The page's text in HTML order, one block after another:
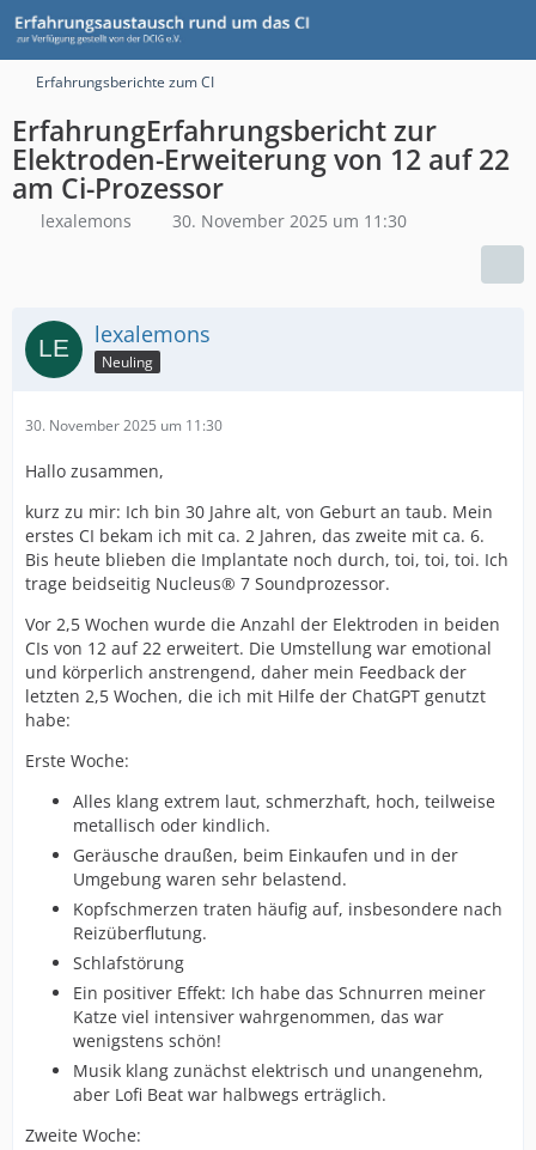
Erfahrungsberichte zum CI
ErfahrungErfahrungsbericht zur
Elektroden-Erweiterung von 12 auf 22
am Ci-Prozessor
lexalemons 30. November 2025 um 11:30
lexalemons
Neuling
30. November 2025 um 11:30
Hallo zusammen,
kurz zu mir: Ich bin 30 Jahre alt, von Geburt an taub. Mein
erstes CI bekam ich mit ca. 2 Jahren, das zweite mit ca. 6.
Bis heute blieben die Implantate noch durch, toi, toi, toi. Ich
trage beidseitig Nucleus® 7 Soundprozessor.
Vor 2,5 Wochen wurde die Anzahl der Elektroden in beiden
CIs von 12 auf 22 erweitert. Die Umstellung war emotional
und körperlich anstrengend, daher mein Feedback der
letzten 2,5 Wochen, die ich mit Hilfe der ChatGPT genutzt
habe:
Erste Woche:
Alles klang extrem laut, schmerzhaft, hoch, teilweise
metallisch oder kindlich.
Geräusche draußen, beim Einkaufen und in der
Umgebung waren sehr belastend.
Kopfschmerzen traten häufig auf, insbesondere nach
Reizüberflutung.
Schlafstörung
Ein positiver Effekt: Ich habe das Schnurren meiner
Katze viel intensiver wahrgenommen, das war
wenigstens schön!
Musik klang zunächst elektrisch und unangenehm,
aber Lofi Beat war halbwegs erträglich.
Zweite Woche: